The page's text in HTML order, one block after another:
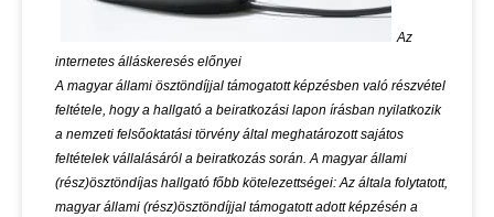
Az
internetes álláskeresés előnyei
A magyar állami ösztöndíjjal támogatott képzésben való részvétel
feltétele, hogy a hallgató a beiratkozási lapon írásban nyilatkozik
a nemzeti felsőoktatási törvény által meghatározott sajátos
feltételek vállalásáról a beiratkozás során. A magyar állami
(rész)ösztöndíjas hallgató főbb kötelezettségei: Az általa folytatott,
magyar állami (rész)ösztöndíjjal támogatott adott képzésén a